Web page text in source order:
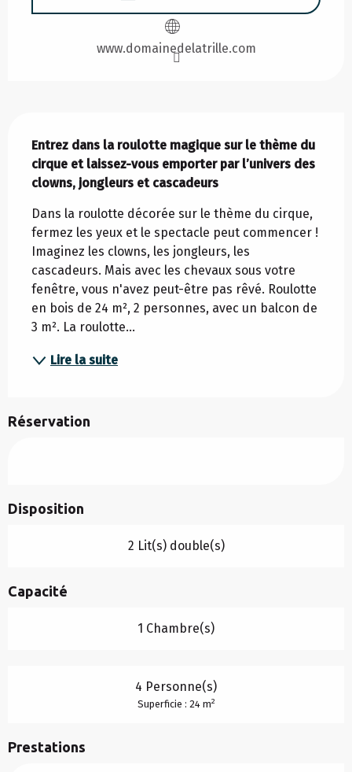
www.domainedelatrille.com
Entrez dans la roulotte magique sur le thème du
cirque et laissez-vous emporter par l’univers des
clowns, jongleurs et cascadeurs
Dans la roulotte décorée sur le thème du cirque,
fermez les yeux et le spectacle peut commencer !
Imaginez les clowns, les jongleurs, les
cascadeurs. Mais avec les chevaux sous votre
fenêtre, vous n'avez peut-être pas rêvé. Roulotte
en bois de 24 m², 2 personnes, avec un balcon de
3 m². La roulotte...
Lire la suite
Réservation
Disposition
2 Lit(s) double(s)
Capacité
1 Chambre(s)
4 Personne(s)
Superficie : 24 m2
Prestations